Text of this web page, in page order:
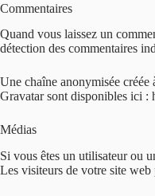
Commentaires
Quand vous laissez un
détection des commentaires
Une chaîne anonymisée
Gravatar sont disponibles ici :
Médias
Si vous êtes un utilisateur ou
Les visiteurs de votre site web